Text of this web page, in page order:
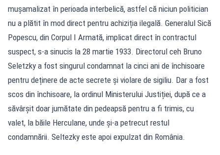
mușamalizat în perioada interbelică, astfel că niciun politician
nu a plătit în mod direct pentru achiziția ilegală. Generalul Sică
Popescu, din Corpul I Armată, implicat direct în contractul
suspect, s-a sinucis la 28 martie 1933. Directorul ceh Bruno
Seletzky a fost singurul condamnat la cinci ani de închisoare
pentru deținere de acte secrete și violare de sigiliu. Dar a fost
scos din închisoare, la ordinul Ministerului Justiției, după ce a
săvârșit doar jumătate din pedeapsă pentru a fi trimis, cu
valet, la băile Herculane, unde și-a petrecut restul
condamnării. Seltezky este apoi expulzat din România.